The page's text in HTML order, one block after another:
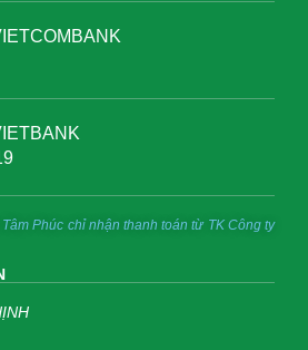
Phúc chỉ nhận thanh toán từ TK Công ty